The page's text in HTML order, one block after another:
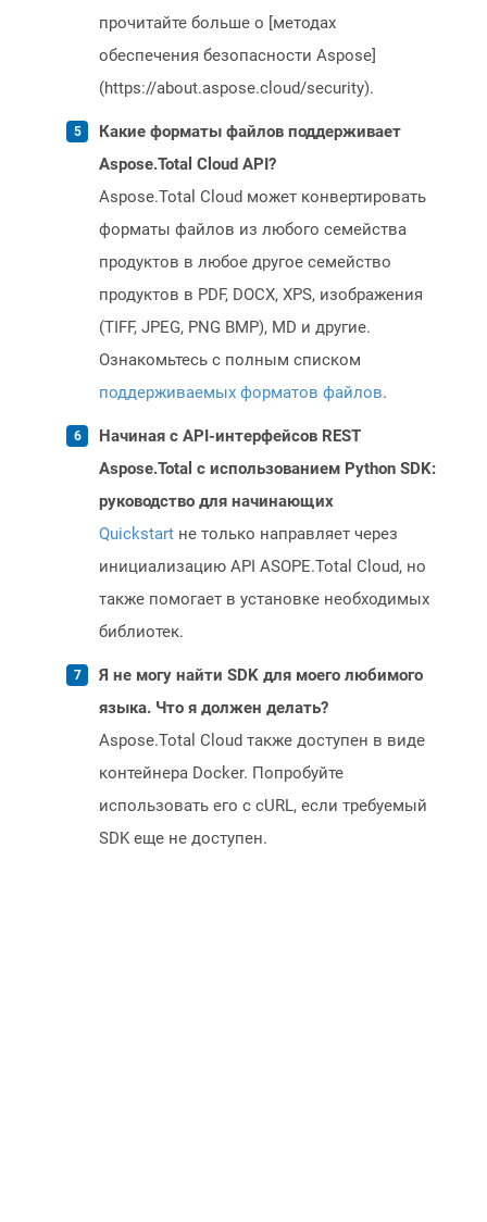
прочитайте больше о [методах
обеспечения безопасности Aspose]
(https://about.aspose.cloud/security).
Какие форматы файлов поддерживает
Aspose.Total Cloud API?
Aspose.Total Cloud может конвертировать
форматы файлов из любого семейства
продуктов в любое другое семейство
продуктов в PDF, DOCX, XPS, изображения
(TIFF, JPEG, PNG BMP), MD и другие.
Ознакомьтесь с полным списком
поддерживаемых форматов файлов.
Начиная с API-интерфейсов REST
Aspose.Total с использованием Python SDK:
руководство для начинающих
Quickstart не только направляет через
инициализацию API ASOPE.Total Cloud, но
также помогает в установке необходимых
библиотек.
Я не могу найти SDK для моего любимого
языка. Что я должен делать?
Aspose.Total Cloud также доступен в виде
контейнера Docker. Попробуйте
использовать его с cURL, если требуемый
SDK еще не доступен.